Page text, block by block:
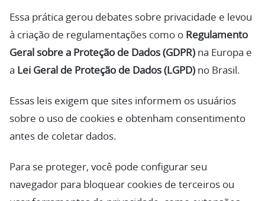
Essa prática gerou debates sobre privacidade e levou
à criação de regulamentações como o Regulamento
Geral sobre a Proteção de Dados (GDPR) na Europa e
a Lei Geral de Proteção de Dados (LGPD) no Brasil.
Essas leis exigem que sites informem os usuários
sobre o uso de cookies e obtenham consentimento
antes de coletar dados.
Para se proteger, você pode configurar seu
navegador para bloquear cookies de terceiros ou